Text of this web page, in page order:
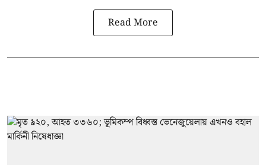
Read More